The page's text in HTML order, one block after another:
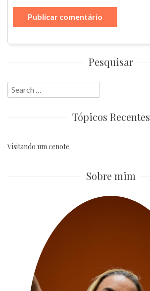
Pesquisar
Search
for:
Tópicos Recentes
Visitando um cenote
Sobre mim